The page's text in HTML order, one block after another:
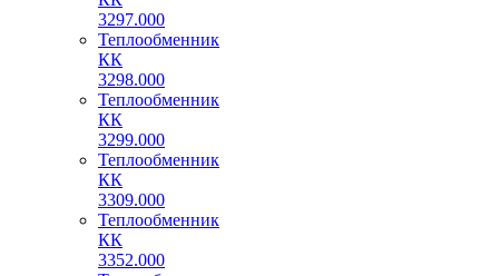
3297.000
Теплообменник
КК
3298.000
Теплообменник
КК
3299.000
Теплообменник
КК
3309.000
Теплообменник
КК
3352.000